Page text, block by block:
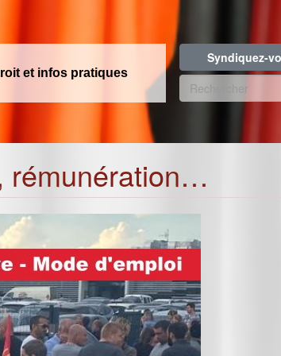
et infos pratiques
Syndiquez-
Formulaire
rémunération…